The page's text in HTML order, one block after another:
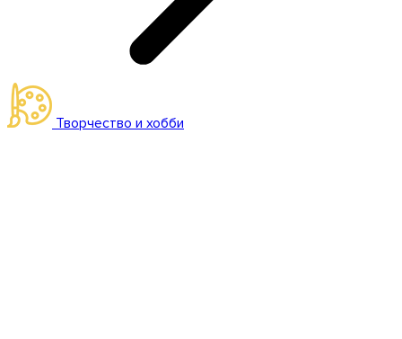
Творчество и хобби